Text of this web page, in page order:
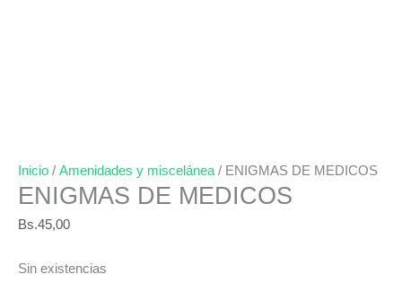
Inicio / Amenidades y miscelánea / ENIGMAS DE MEDICOS
ENIGMAS DE MEDICOS
Bs.45,00
Sin existencias